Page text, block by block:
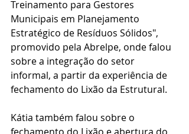
Treinamento para Gestores
Municipais em Planejamento
Estratégico de Resíduos Sólidos",
promovido pela Abrelpe, onde falou
sobre a integração do setor
informal, a partir da experiência de
fechamento do Lixão da Estrutural.
Kátia também falou sobre o